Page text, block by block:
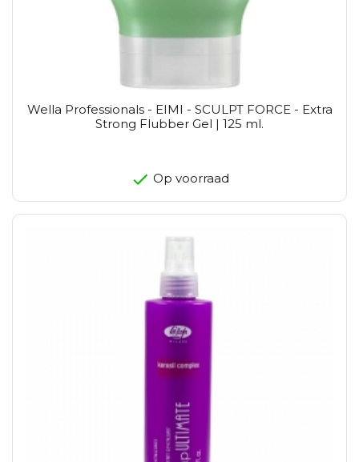
Wella Professionals - EIMI - SCULPT FORCE - Extra
Strong Flubber Gel | 125 ml.
Op voorraad